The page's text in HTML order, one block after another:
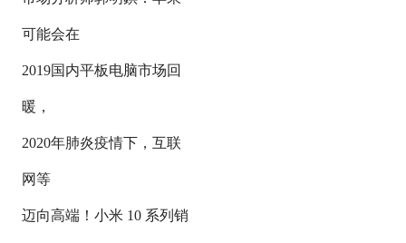
可能会在
2019国内平板电脑市场回
暖，
2020年肺炎疫情下，互联
网等
迈向高端！小米 10 系列销